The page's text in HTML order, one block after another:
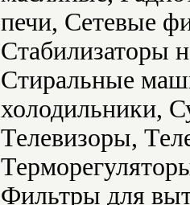
печи, Сетевые
Стабилизаторы
Стиральные
холодильники,
Телевизоры,
Фильтры для